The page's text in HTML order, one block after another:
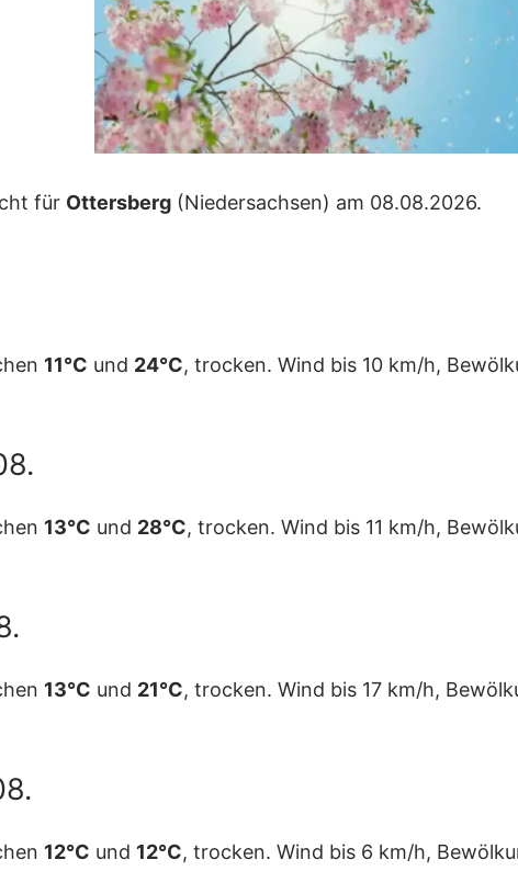
für Ottersberg (Niedersachsen) am 08.08.2026.
11°C und 24°C, trocken. Wind bis 10 km/h,
13°C und 28°C, trocken. Wind bis 11 km/h,
13°C und 21°C, trocken. Wind bis 17 km/h,
12°C und 12°C, trocken. Wind bis 6 km/h,